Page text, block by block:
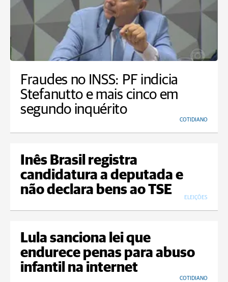
Fraudes no INSS: PF indicia
Stefanutto e mais cinco em
segundo inquérito
COTIDIANO
Inês Brasil registra
candidatura a deputada e
não declara bens ao TSE
ELEIÇÕES
Lula sanciona lei que
endurece penas para abuso
infantil na internet
COTIDIANO